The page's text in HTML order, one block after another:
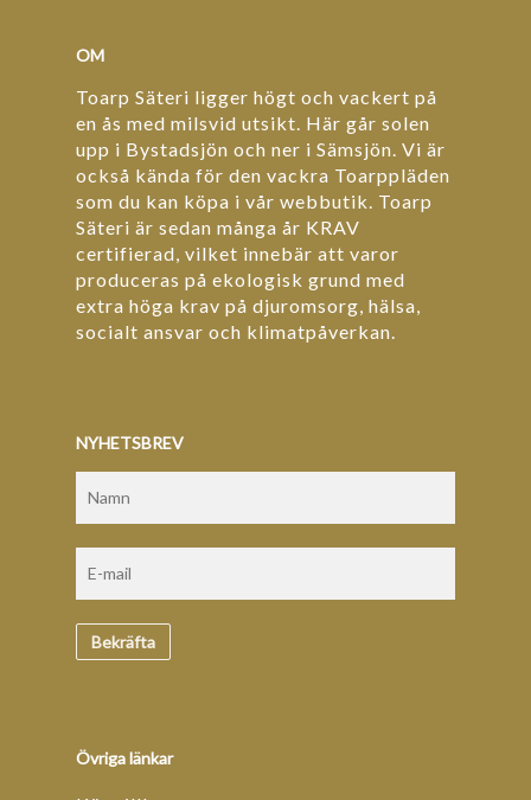
OM
Toarp Säteri ligger högt och vackert på
en ås med milsvid utsikt. Här går solen
upp i Bystadsjön och ner i Sämsjön. Vi är
också kända för den vackra Toarppläden
som du kan köpa i vår webbutik. Toarp
Säteri är sedan många år KRAV
certifierad, vilket innebär att varor
produceras på ekologisk grund med
extra höga krav på djuromsorg, hälsa,
socialt ansvar och klimatpåverkan.
NYHETSBREV
Övriga länkar